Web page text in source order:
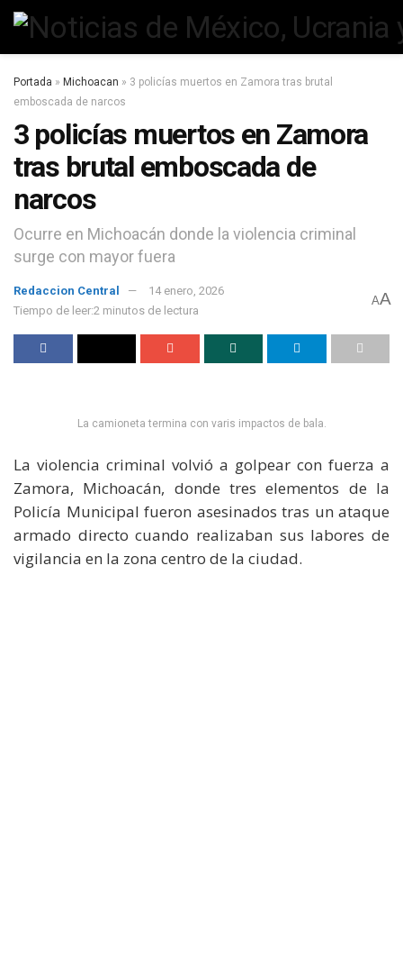
Portada » Michoacan » 3 policías muertos en Zamora tras brutal
emboscada de narcos
3 policías muertos en Zamora
tras brutal emboscada de
narcos
Ocurre en Michoacán donde la violencia criminal
surge con mayor fuera
Redaccion Central
14 enero, 2026
Tiempo de leer:2 minutos de lectura
AA
La camioneta termina con varis impactos de bala.
La violencia criminal volvió a golpear con fuerza a
Zamora, Michoacán, donde tres elementos de la
Policía Municipal fueron asesinados tras un ataque
armado directo cuando realizaban sus labores de
vigilancia en la zona centro de la ciudad.